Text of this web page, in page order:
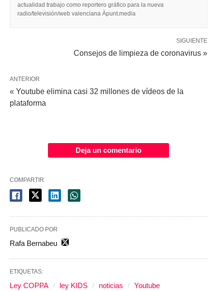
actualidad trabajo como reportero gráfico para la nueva
radio/televisión/web valenciana Àpunt.media
SIGUIENTE
Consejos de limpieza de coronavirus »
ANTERIOR
« Youtube elimina casi 32 millones de vídeos de la
plataforma
Deja un comentario
COMPARTIR
PUBLICADO POR
Rafa Bernabeu
ETIQUETAS:
Ley COPPA ley KIDS noticias Youtube